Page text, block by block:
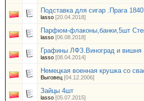
Подставка для сигар .Прага 1840
lasso [20.04.2018]
Парфюм-флаконы,банки,5шт
lasso [06.08.2018]
Графины ЛФЗ.Виноград и вишня
lasso [08.04.2014]
Немецкая военная крушка со
Выговец [04.12.2006]
Зайцы 4шт
lasso [05.07.2015]